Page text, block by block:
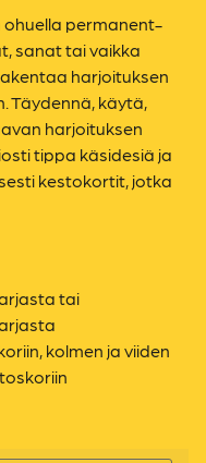
ohuella permanent-
sanat tai vaikka
harjoituksen
Täydennä, käytä,
harjoituksen
tippa käsidesiä ja
kestokortit, jotka
tai
kolmen ja viiden